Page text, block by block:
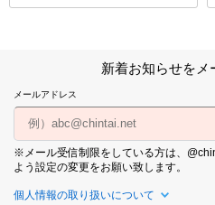
新着お知らせをメ
メールアドレス
※メール受信制限をしている方は、
よう設定の変更をお願い致します。
個人情報の取り扱いについて